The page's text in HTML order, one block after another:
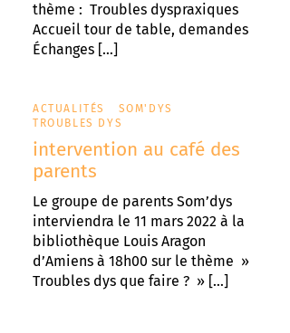
thème : Troubles dyspraxiques
Accueil tour de table, demandes
Échanges […]
ACTUALITÉS
SOM'DYS
TROUBLES DYS
intervention au café des
parents
Le groupe de parents Som’dys
interviendra le 11 mars 2022 à la
bibliothèque Louis Aragon
d’Amiens à 18h00 sur le thème »
Troubles dys que faire ? » […]